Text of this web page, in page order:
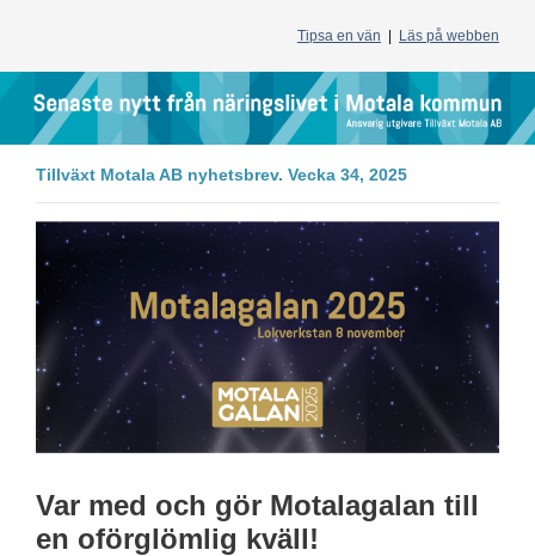
Tipsa en vän Läs på webben
Tillväxt Motala AB nyhetsbrev. Vecka 34, 2025
Var med och gör Motalagalan till
en oförglömlig kväll!